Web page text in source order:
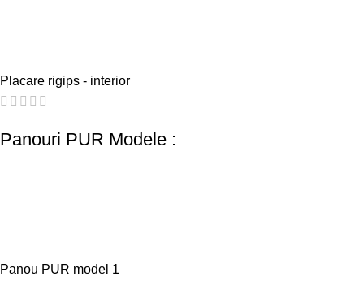
Panouri PUR Modele :
Panou PUR model 1
Placare rigips - interior